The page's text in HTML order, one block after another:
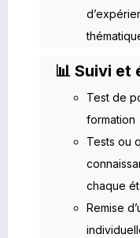
📊 Suivi et
Test de
formation
Tests ou
chaque
Remise